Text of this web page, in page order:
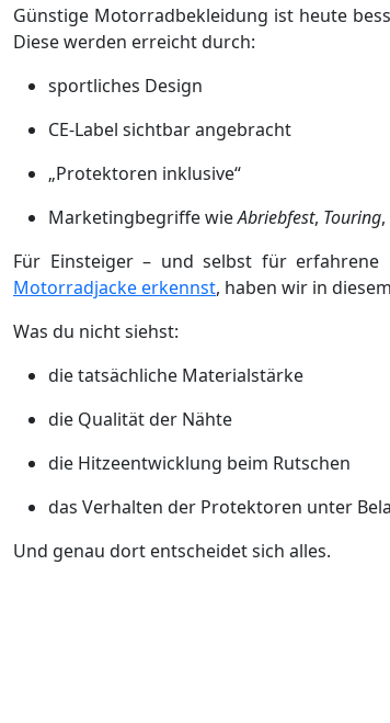
Günstige Motorradbekleidung ist heute
Diese werden erreicht durch:
sportliches Design
CE-Label sichtbar angebracht
„Protektoren inklusive“
Marketingbegriffe wieAbriebfest, Touring,
Für Einsteiger – und selbst für
Motorradjacke erkennst, haben wir in
Was du nicht siehst:
die tatsächliche Materialstärke
die Qualität der Nähte
die Hitzeentwicklung beim Rutschen
das Verhalten der Protektoren unter
Und genau dort entscheidet sich alles.